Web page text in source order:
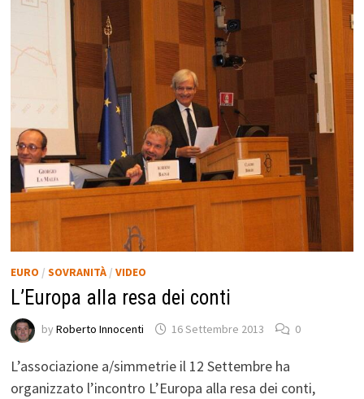
EURO / SOVRANITÀ/ VIDEO
L’Europa alla resa dei conti
by Roberto Innocenti 16 Settembre 2013 0
L’associazione a/simmetrie il 12 Settembre ha
organizzato l’incontro L’Europa alla resa dei conti,